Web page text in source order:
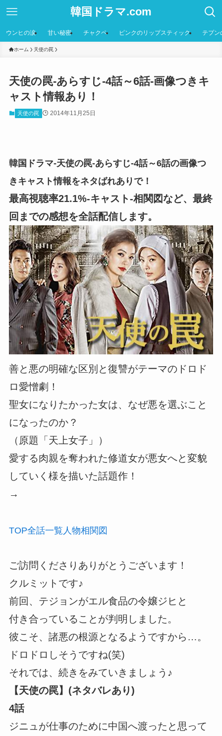
韓国ドラマ.com
ウンヒの涙 甘い秘密 チャクペ ピンクのリップスティック テプン
ホーム 天使の罠
天使の罠-あらすじ-4話～6話-画像つきキ
ャスト情報あり！
天使の罠 2014年11月25日
韓国ドラマ-天使の罠-あらすじ-4話～6話の画像つ
きキャスト情報をネタばれありで！
最高視聴率21.1%-キャスト-相関図など、最終
回までの感想を全話配信します。
善と悪の明確な区別と復讐がテーマのドロド
ロ愛憎劇！
聖女になりたかった女は、なぜ悪を選ぶこと
になったのか？
（原題「天上女子」）
愛する肉親を奪われた修道女が悪女へと変貌
していく様を描いた話題作！
→
TOP全話一覧 人物相関図
ご訪問くださりありがとうございます！
クルミットです♪
前回、テジョンがエル食品の令嬢ジヒと
付き合っていることが判明しました。
彼こそ、諸悪の根源となるようですから…。
ドロドロしそうですね(笑)
それでは、続きをみていきましょう♪
【天使の罠】(ネタバレあり)
4話
ジニュが仕事のために中国へ渡ったと思って